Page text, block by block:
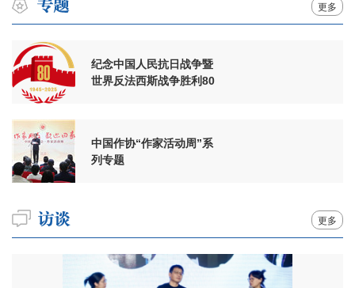
更多
纪念中国人民抗日战争暨
世界反法西斯战争胜利80
中国作协“作家活动周”系
列专题
更多